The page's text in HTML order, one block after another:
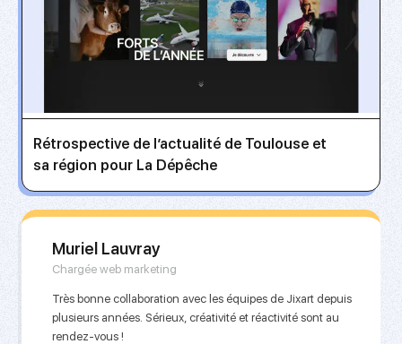
Rétrospective de l’actualité de Toulouse et
sa région pour La Dépêche
Muriel Lauvray
Chargée web marketing
Très bonne collaboration avec les équipes de Jixart depuis
plusieurs années. Sérieux, créativité et réactivité sont au
rendez-vous !